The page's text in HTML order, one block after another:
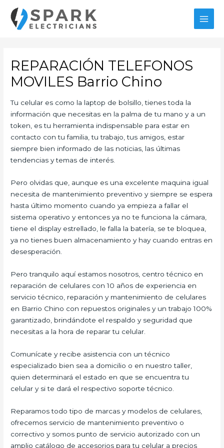
contenido
REPARACIÓN TELEFONOS
MOVILES Barrio Chino
Tu celular es como la laptop de bolsillo, tienes toda la
información que necesitas en la palma de tu mano y a un
token, es tu herramienta indispensable para estar en
contacto con tu familia, tu trabajo, tus amigos, estar
siempre bien informado de las noticias, las últimas
tendencias y temas de interés.
Pero olvidas que, aunque es una excelente maquina igual
necesita de mantenimiento preventivo y siempre se espera
hasta último momento cuando ya empieza a fallar el
sistema operativo y entonces ya no te funciona la cámara,
tiene el display estrellado, le falla la batería, se te bloquea,
ya no tienes buen almacenamiento y hay cuando entras en
desesperación.
Pero tranquilo aquí estamos nosotros, centro técnico en
reparación de celulares con 10 años de experiencia en
servicio técnico, reparación y mantenimiento de celulares
en Barrio Chino con repuestos originales y un trabajo 100%
garantizado, brindándote el respaldo y seguridad que
necesitas a la hora de reparar tu celular.
Comunícate y recibe asistencia con un técnico
especializado bien sea a domicilio o en nuestro taller,
quien determinará el estado en que se encuentra tu
celular y si te dará el respectivo soporte técnico.
Reparamos todo tipo de marcas y modelos de celulares,
ofrecemos servicio de mantenimiento preventivo o
correctivo y somos punto de servicio autorizado con un
amplio catálogo de accesorios para tu celular a precios